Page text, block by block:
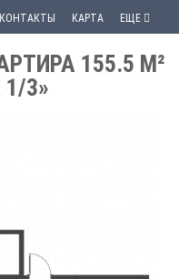
КОНТАКТЫ КАРТА ЕЩЕ
155.5 М²
3»